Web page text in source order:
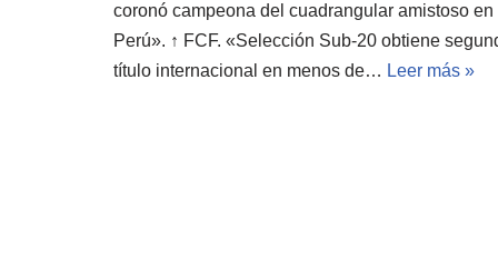
coronó campeona del cuadrangular amistoso en
Perú». ↑ FCF. «Selección Sub-20 obtiene
título internacional en menos de… Leer más »